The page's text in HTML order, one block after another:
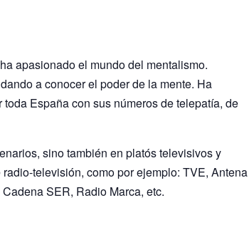
apasionado el mundo del mentalismo.
a conocer el poder de la mente. Ha
España con sus números de telepatía, de
sino también en platós televisivos y
televisión, como por ejemplo: TVE, Antena
SER, Radio Marca, etc.